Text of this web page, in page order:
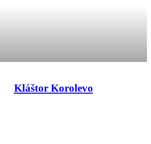
Kláštor Korolevo